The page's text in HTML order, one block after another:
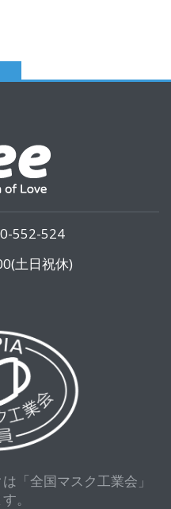
552-524
土日祝休)
「全国マスク工業会」
。